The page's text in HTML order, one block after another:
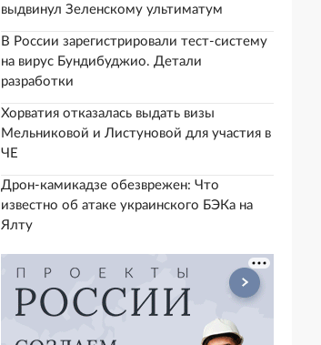
выдвинул Зеленскому ультиматум
В России зарегистрировали тест-систему
на вирус Бундибуджио. Детали
разработки
Хорватия отказалась выдать визы
Мельниковой и Листуновой для участия в
ЧЕ
Дрон-камикадзе обезврежен: Что
известно об атаке украинского БЭКа на
Ялту